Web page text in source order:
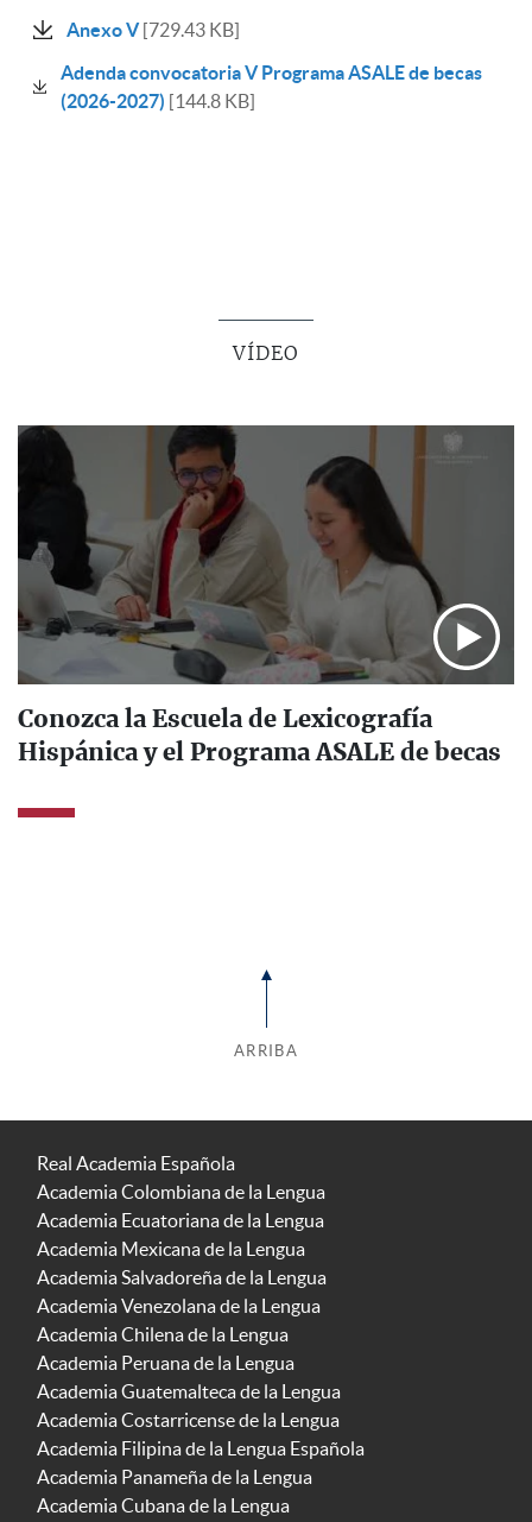
Anexo V [729.43 KB]
Adenda convocatoria V Programa ASALE de becas
(2026-2027) [144.8 KB]
VÍDEO
Conozca la Escuela de Lexicografía
Hispánica y el Programa ASALE de becas
ARRIBA
Real Academia Española
Academia Colombiana de la Lengua
Academia Ecuatoriana de la Lengua
Academia Mexicana de la Lengua
Academia Salvadoreña de la Lengua
Academia Venezolana de la Lengua
Academia Chilena de la Lengua
Academia Peruana de la Lengua
Academia Guatemalteca de la Lengua
Academia Costarricense de la Lengua
Academia Filipina de la Lengua Española
Academia Panameña de la Lengua
Academia Cubana de la Lengua